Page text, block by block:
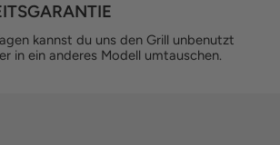
kannst du uns den Grill unbenutzt
in ein anderes Modell umtauschen.